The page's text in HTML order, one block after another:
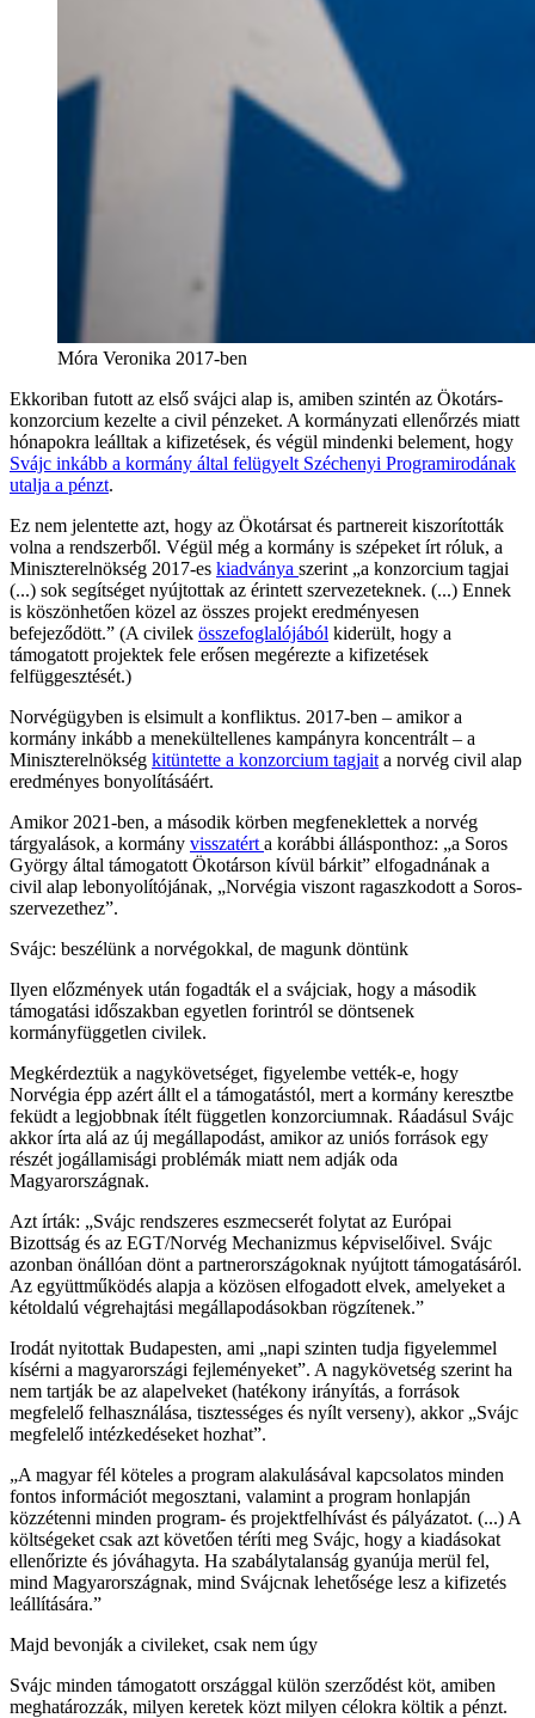
Móra Veronika 2017-ben
Ekkoriban futott az első svájci alap is, amiben szintén az Ökotárs-
konzorcium kezelte a civil pénzeket. A kormányzati ellenőrzés miatt
hónapokra leálltak a kifizetések, és végül mindenki belement, hogy
Svájc inkább a kormány által felügyelt Széchenyi Programirodának
utalja a pénzt.
Ez nem jelentette azt, hogy az Ökotársat és partnereit kiszorították
volna a rendszerből. Végül még a kormány is szépeket írt róluk, a
Miniszterelnökség 2017-es kiadványa szerint „a konzorcium tagjai
(...) sok segítséget nyújtottak az érintett szervezeteknek. (...) Ennek
is köszönhetően közel az összes projekt eredményesen
befejeződött.” (A civilek összefoglalójából kiderült, hogy a
támogatott projektek fele erősen megérezte a kifizetések
felfüggesztését.)
Norvégügyben is elsimult a konfliktus. 2017-ben – amikor a
kormány inkább a menekültellenes kampányra koncentrált – a
Miniszterelnökség kitüntette a konzorcium tagjait a norvég civil alap
eredményes bonyolításáért.
Amikor 2021-ben, a második körben megfeneklettek a norvég
tárgyalások, a kormány visszatért a korábbi állásponthoz: „a Soros
György által támogatott Ökotárson kívül bárkit” elfogadnának a
civil alap lebonyolítójának, „Norvégia viszont ragaszkodott a Soros-
szervezethez”.
Svájc: beszélünk a norvégokkal, de magunk döntünk
Ilyen előzmények után fogadták el a svájciak, hogy a második
támogatási időszakban egyetlen forintról se döntsenek
kormányfüggetlen civilek.
Megkérdeztük a nagykövetséget, figyelembe vették-e, hogy
Norvégia épp azért állt el a támogatástól, mert a kormány keresztbe
feküdt a legjobbnak ítélt független konzorciumnak. Ráadásul Svájc
akkor írta alá az új megállapodást, amikor az uniós források egy
részét jogállamisági problémák miatt nem adják oda
Magyarországnak.
Azt írták: „Svájc rendszeres eszmecserét folytat az Európai
Bizottság és az EGT/Norvég Mechanizmus képviselőivel. Svájc
azonban önállóan dönt a partnerországoknak nyújtott támogatásáról.
Az együttműködés alapja a közösen elfogadott elvek, amelyeket a
kétoldalú végrehajtási megállapodásokban rögzítenek.”
Irodát nyitottak Budapesten, ami „napi szinten tudja figyelemmel
kísérni a magyarországi fejleményeket”. A nagykövetség szerint ha
nem tartják be az alapelveket (hatékony irányítás, a források
megfelelő felhasználása, tisztességes és nyílt verseny), akkor „Svájc
megfelelő intézkedéseket hozhat”.
„A magyar fél köteles a program alakulásával kapcsolatos minden
fontos információt megosztani, valamint a program honlapján
közzétenni minden program- és projektfelhívást és pályázatot. (...) A
költségeket csak azt követően téríti meg Svájc, hogy a kiadásokat
ellenőrizte és jóváhagyta. Ha szabálytalanság gyanúja merül fel,
mind Magyarországnak, mind Svájcnak lehetősége lesz a kifizetés
leállítására.”
Majd bevonják a civileket, csak nem úgy
Svájc minden támogatott országgal külön szerződést köt, amiben
meghatározzák, milyen keretek közt milyen célokra költik a pénzt.